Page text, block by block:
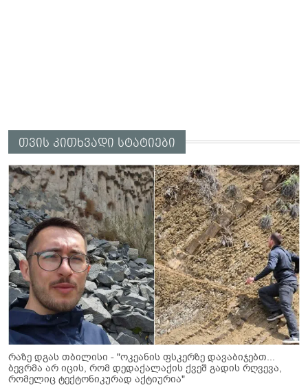
თვის კითხვადი სტატიები
რაზე დგას თბილისი - "ოკეანის ფსკერზე დავაბიჯებთ...
ბევრმა არ იცის, რომ დედაქალაქის ქვეშ გადის რღვევა,
რომელიც ტექტონიკურად აქტიურია"